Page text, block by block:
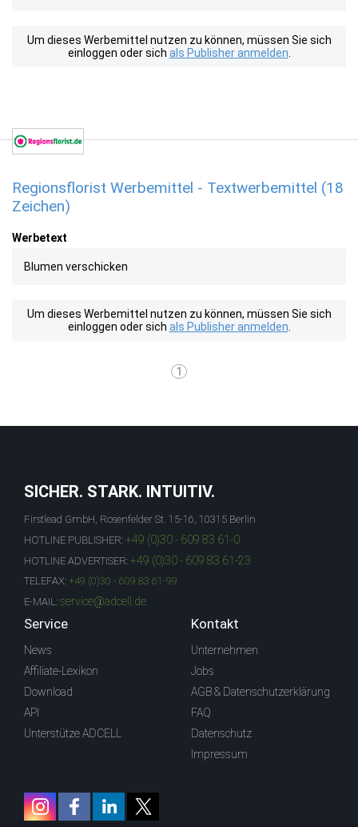
Um dieses Werbemittel nutzen zu können, müssen Sie sich
einloggen oder sich als Publisher anmelden
Regionsflorist Werbemittel - Textwerbemittel (18
Zeichen)
Werbetext
Blumen verschicken
Um dieses Werbemittel nutzen zu können, müssen Sie sich
einloggen oder sich als Publisher anmelden
1
SICHER. STARK. INTUITIV.
Firstlead GmbH, Rosenfelder St. 15-16, 10315 Berlin
HOTLINE PUBLISHER: +49 (0)30 - 609 83 61-0
HOTLINE ADVERTISER: +49 (0)30 - 609 83 61-23
TELEFAX: +49 (0)30 - 609 83 61-99
E-MAIL: service@adcell.de
Service
News
Affiliate-Lexikon
Download
API
Unterstütze ADCELL
Kontakt
Unternehmen
Jobs
AGB & Datenschutzerklärung
FAQ
Datenschutz
Impressum